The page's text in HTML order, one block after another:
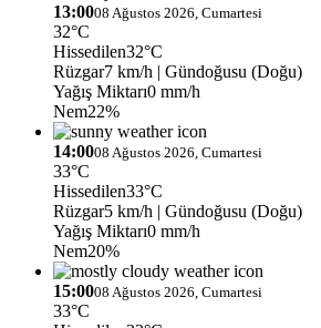
13:0008 Ağustos 2026, Cumartesi
32°C
Hissedilen32°C
Rüzgar7 km/h | Gündoğusu (Doğu)
Yağış Miktarı0 mm/h
Nem22%
14:0008 Ağustos 2026, Cumartesi
33°C
Hissedilen33°C
Rüzgar5 km/h | Gündoğusu (Doğu)
Yağış Miktarı0 mm/h
Nem20%
15:0008 Ağustos 2026, Cumartesi
33°C